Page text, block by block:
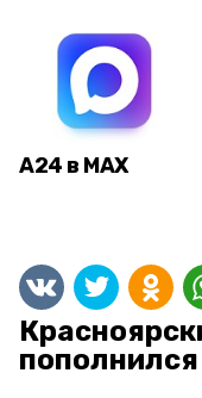
А24 в MAX